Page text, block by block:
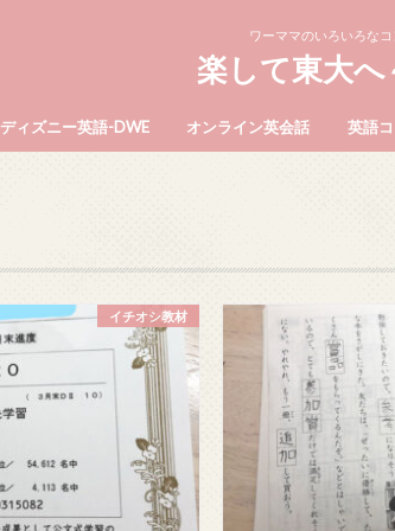
ワーママのいろいろな
楽して東大
ディズニー英語-DWE オンライン英会話 英語
イチオシ教材